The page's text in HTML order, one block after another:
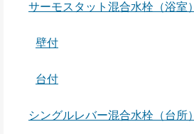
サーモスタット混合水栓（浴室）
壁付
台付
シングルレバー混合水栓（台所）